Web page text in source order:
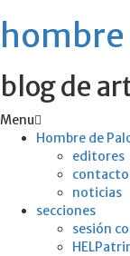
hombre
blog de
Menu
Hombre de
editores
contacto
noticias
secciones
sesión